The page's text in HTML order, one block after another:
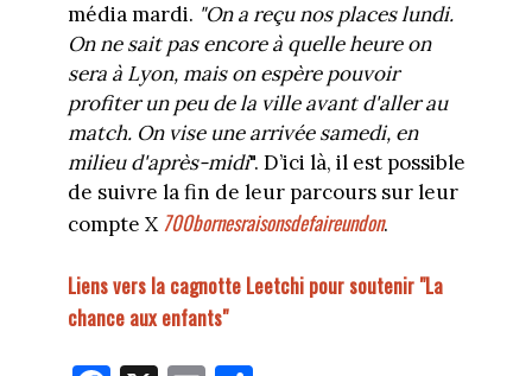
média mardi. "On a reçu nos places lundi.
On ne sait pas encore à quelle heure on
sera à Lyon, mais on espère pouvoir
profiter un peu de la ville avant d'aller au
match. On vise une arrivée samedi, en
milieu d'après-midi". D’ici là, il est possible
de suivre la fin de leur parcours sur leur
compte X700bornesraisonsdefaireundon.
Liens vers la cagnotte Leetchi pour soutenir "La
chance aux enfants"